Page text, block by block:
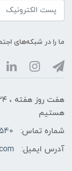
ما را در شبکه‌های
هستیم
شماره تماس:
آدرس ایمیل: